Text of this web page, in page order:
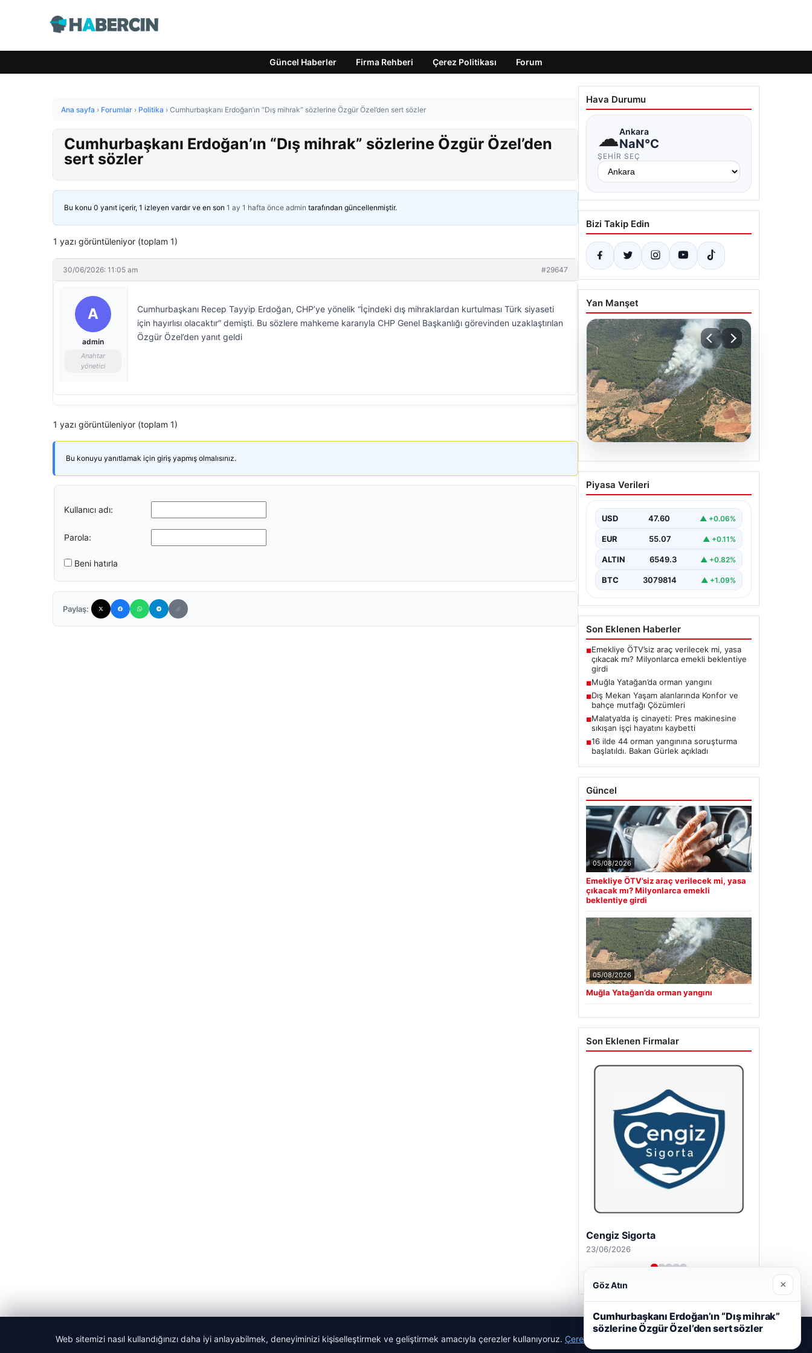
Güncel Haberler Firma Rehberi Çerez Politikası Forum
Ana sayfa › Forumlar › Politika › Cumhurbaşkanı Erdoğan’ın “Dış mihrak” sözlerine Özgür Özel’den sert sözler
Cumhurbaşkanı Erdoğan’ın “Dış mihrak” sözlerine Özgür Özel’den
sert sözler
Bu konu 0 yanıt içerir, 1 izleyen vardır ve en son 1 ay 1 hafta önce admin tarafından güncellenmiştir.
1 yazı görüntüleniyor (toplam 1)
30/06/2026: 11:05 am #29647
A
admin
Anahtar
yönetici
Cumhurbaşkanı Recep Tayyip Erdoğan, CHP’ye yönelik “İçindeki dış mihraklardan kurtulması Türk siyaseti
için hayırlısı olacaktır” demişti. Bu sözlere mahkeme kararıyla CHP Genel Başkanlığı görevinden uzaklaştırılan
Özgür Özel’den yanıt geldi
1 yazı görüntüleniyor (toplam 1)
Bu konuyu yanıtlamak için giriş yapmış olmalısınız.
Kullanıcı adı:
Parola:
Beni hatırla
Paylaş:
Hava Durumu
☁Ankara
NaN°C
ŞEHIR SEÇ
Bizi Takip Edin
Yan Manşet
05.08.2026
Muğla Yatağan’da orman
yangını
Piyasa Verileri
USD 47.60 ▲ +0.06%
EUR 55.07 ▲ +0.11%
ALTIN 6549.3 ▲ +0.82%
BTC 3079814 ▲ +1.09%
Son Eklenen Haberler
■Emekliye ÖTV’siz araç verilecek mi, yasa
çıkacak mı? Milyonlarca emekli beklentiye
girdi
■Muğla Yatağan’da orman yangını
■Dış Mekan Yaşam alanlarında Konfor ve
bahçe mutfağı Çözümleri
■Malatya’da iş cinayeti: Pres makinesine
sıkışan işçi hayatını kaybetti
■16 ilde 44 orman yangınına soruşturma
başlatıldı. Bakan Gürlek açıkladı
Güncel
05/08/2026
Emekliye ÖTV’siz araç verilecek mi, yasa
çıkacak mı? Milyonlarca emekli
beklentiye girdi
05/08/2026
Muğla Yatağan’da orman yangını
Son Eklenen Firmalar
Cengiz Sigorta
23/06/2026
© 2026 Habercin – Güncel Haberler
Web sitemizi nasıl kullandığınızı daha iyi anlayabilmek, deneyiminizi kişiselleştirmek ve geliştirmek amacıyla çerezler kullanıyoruz. Çerez Politikamız
Göz Atın ×
Cumhurbaşkanı Erdoğan’ın “Dış mihrak”
sözlerine Özgür Özel’den sert sözler